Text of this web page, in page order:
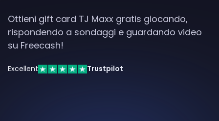
Ottieni gift card TJ Maxx gratis giocando,
rispondendo a sondaggi e guardando video
su Freecash!
Excellent Trustpilot